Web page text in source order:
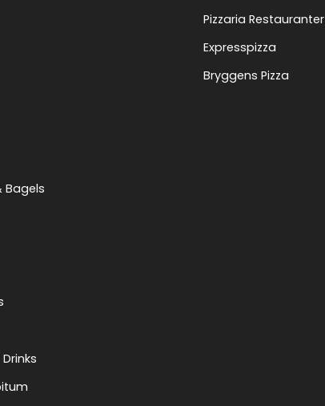
Bagels
Pizzaria Restauranter
Expresspizza
Bryggens Pizza